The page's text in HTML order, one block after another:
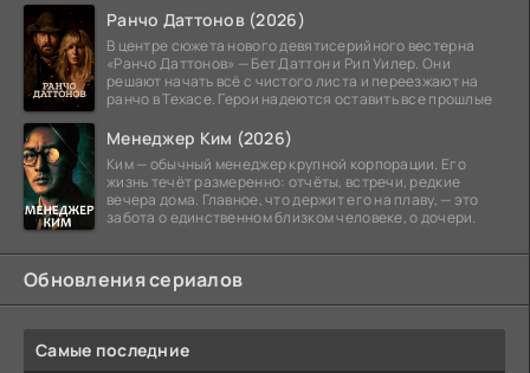
Ранчо Даттонов (2026)
В центре сюжета нового девятисерийного вестерна
«Ранчо Даттонов» — Бет Даттон и Рип Уилер. Они
решают начать всё с чистого листа и переезжают на
ранчо в Техасе. Герои надеются оставить все прошлые
Менеджер Ким (2026)
Ким — обычный менеджер крупной корпорации. Его
жизнь течёт размеренно: отчёты, встречи, редкие
вечера дома. Главное, что держит его на плаву, — это
забота о единственном близком человеке, о дочери.
Обновления сериалов
Самые последние